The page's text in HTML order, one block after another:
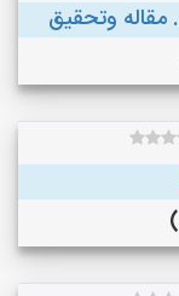
مقاله وتحقیق